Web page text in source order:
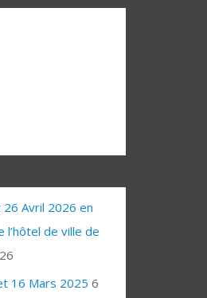
Avril 2026 en
l’hôtel de ville de
16 Mars 2025 6